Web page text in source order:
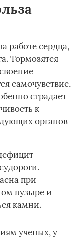
работе сердца,
Тормозятся
самочувствие,
страдает
к
органов
.
при
пузыре и
камни.
ученых, у